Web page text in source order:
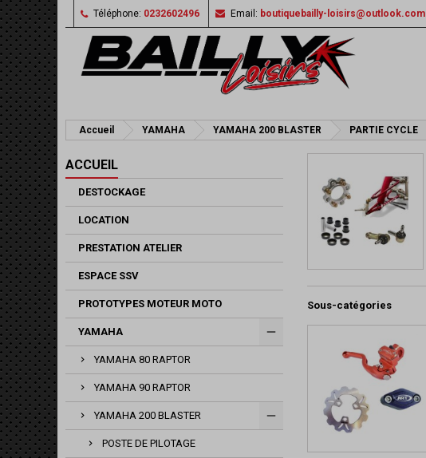
Téléphone: 0232602496 Email: boutiquebailly-loisirs@outlook.com
Accueil YAMAHA YAMAHA 200 BLASTER PARTIE CYCLE
ACCUEIL
DESTOCKAGE
LOCATION
PRESTATION ATELIER
ESPACE SSV
PROTOTYPES MOTEUR MOTO
YAMAHA
YAMAHA 80 RAPTOR
YAMAHA 90 RAPTOR
YAMAHA 200 BLASTER
POSTE DE PILOTAGE
Sous-catégories